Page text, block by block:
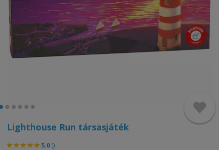
Lighthouse Run társasjáték
5.0 ()